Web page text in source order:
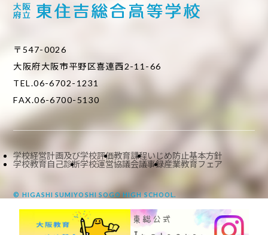
〒547-0026
大阪府大阪市平野区喜連西2-11-66
TEL.06-6702-1231
FAX.06-6700-5130
学校経営計画及び学校評価教育課程いじめ防止基本方針
学校教育自己診断学校運営協議会議事録産業教育フェア
© HIGASHI SUMIYOSHI SOGO HIGH SCHOOL.